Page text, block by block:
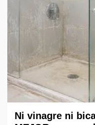
Ni vinagre ni